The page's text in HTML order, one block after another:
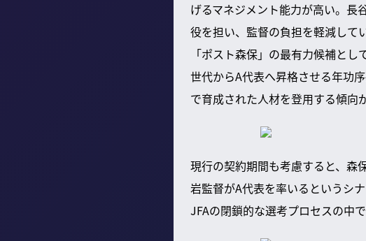
げるマネジメント能力が高い。長
役を担い、監督の負担を軽減して
「ポスト森保」の最有力候補と
世代からA代表へ昇格させる年功
で育成された人材を登用する傾向
現行の契約期間も考慮すると、森
岩監督がA代表を率いるというシ
JFAの閉鎖的な選考プロセスの中